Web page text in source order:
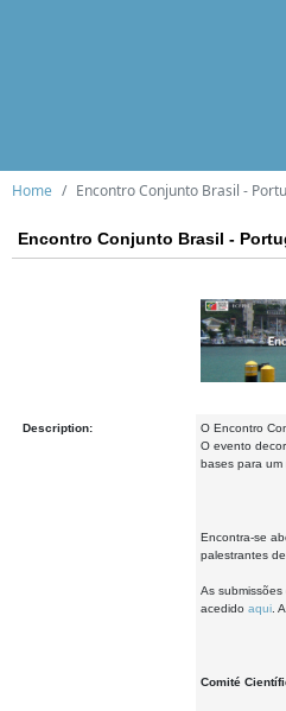
Home Encontro Conjunto Brasil -
Encontro Conjunto Brasil -
Description:
O Encontro
O evento
bases para um
Encontra-se
palestrantes
As
acedido aqui .
Comité